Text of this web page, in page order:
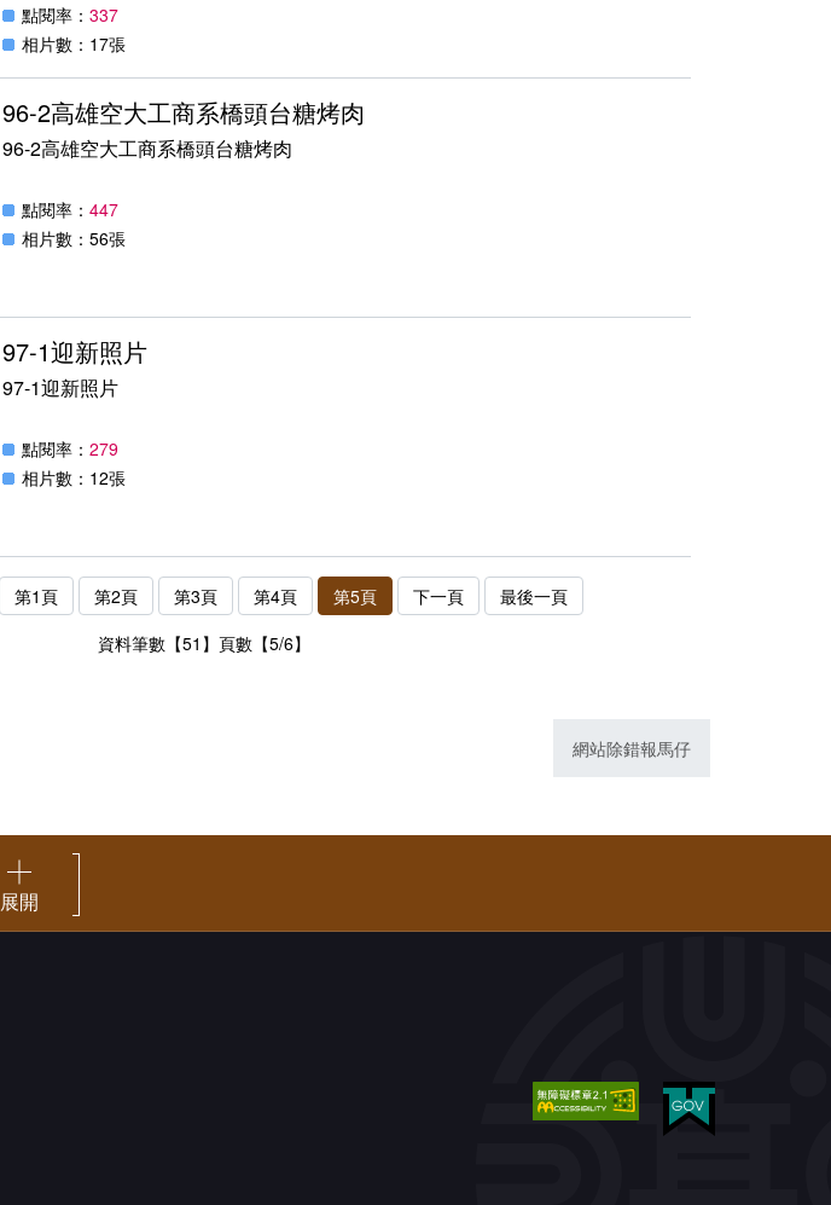
點閱率： 337
相片數：17張
96-2高雄空大工商系橋頭台糖烤肉
96-2高雄空大工商系橋頭台糖烤肉
點閱率： 447
相片數：56張
97-1迎新照片
97-1迎新照片
點閱率： 279
相片數：12張
第1頁 第2頁 第3頁 第4頁 第5頁 下一頁
最後一頁
資料筆數【51】頁數【5/6】
網站除錯報馬仔
展開